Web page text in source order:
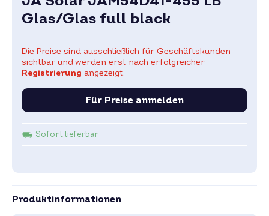
Glas/Glas full black
Die Preise sind ausschließlich für Geschäftskunden
sichtbar und werden erst nach erfolgreicher
Registrierung angezeigt.
Für Preise anmelden
Sofort lieferbar
Produktinformationen